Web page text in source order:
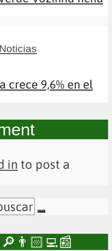
Noticias
crece 9,6% en el
in to post a